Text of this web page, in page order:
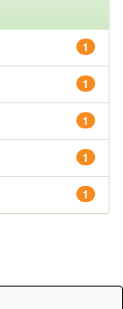
1
1
1
1
1